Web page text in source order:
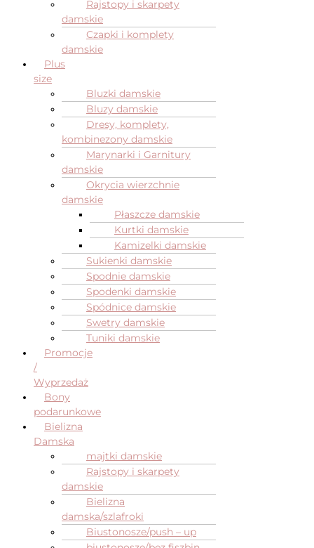
Rajstopy i skarpety
damskie
Czapki i komplety
damskie
Plus
size
Bluzki damskie
Bluzy damskie
Dresy, komplety,
kombinezony damskie
Marynarki i Garnitury
damskie
Okrycia wierzchnie
damskie
Płaszcze damskie
Kurtki damskie
Kamizelki damskie
Sukienki damskie
Spodnie damskie
Spodenki damskie
Spódnice damskie
Swetry damskie
Tuniki damskie
Promocje
/
Wyprzedaż
Bony
podarunkowe
Bielizna
Damska
majtki damskie
Rajstopy i skarpety
damskie
Bielizna
damska/szlafroki
Biustonosze/push – up